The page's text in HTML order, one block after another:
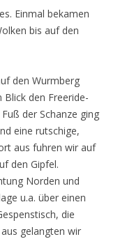
Einmal bekamen
bis auf den
den Wurmberg
Blick den Freeride-
Fuß der Schanze ging
eine rutschige,
aus fuhren wir auf
den Gipfel.
Norden und
u.a. über einen
die
gelangten wir